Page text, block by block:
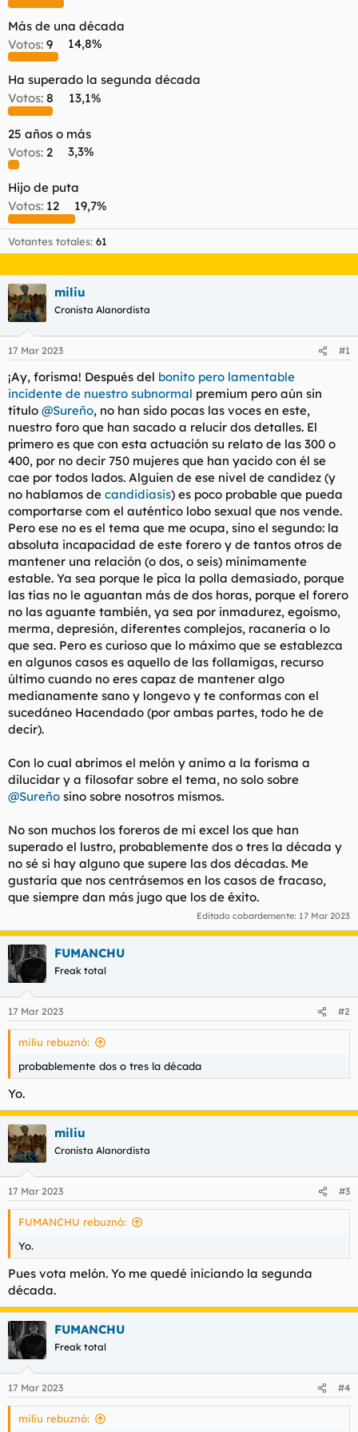
Más de una década
Votos: 9 14,8%
Ha superado la segunda década
Votos: 8 13,1%
25 años o más
Votos: 2 3,3%
Hijo de puta
Votos: 12 19,7%
Votantes totales 61
miliu
Cronista Alanordista
17 Mar 2023 #1
¡Ay, forisma! Después del bonito pero lamentable
incidente de nuestro subnormal premium pero aún sin
título @Sureño, no han sido pocas las voces en este,
nuestro foro que han sacado a relucir dos detalles. El
primero es que con esta actuación su relato de las 300 o
400, por no decir 750 mujeres que han yacido con él se
cae por todos lados. Alguien de ese nivel de candidez (y
no hablamos de candidiasis) es poco probable que pueda
comportarse com el auténtico lobo sexual que nos vende.
Pero ese no es el tema que me ocupa, sino el segundo: la
absoluta incapacidad de este forero y de tantos otros de
mantener una relación (o dos, o seis) mínimamente
estable. Ya sea porque le pica la polla demasiado, porque
las tías no le aguantan más de dos horas, porque el forero
no las aguante también, ya sea por inmadurez, egoísmo,
merma, depresión, diferentes complejos, racanería o lo
que sea. Pero es curioso que lo máximo que se establezca
en algunos casos es aquello de las follamigas, recurso
último cuando no eres capaz de mantener algo
medianamente sano y longevo y te conformas con el
sucedáneo Hacendado (por ambas partes, todo he de
decir).
Con lo cual abrimos el melón y animo a la forisma a
dilucidar y a filosofar sobre el tema, no solo sobre
@Sureño sino sobre nosotros mismos.
No son muchos los foreros de mi excel los que han
superado el lustro, probablemente dos o tres la década y
no sé si hay alguno que supere las dos décadas. Me
gustaría que nos centrásemos en los casos de fracaso,
que siempre dan más jugo que los de éxito.
Editado cobardemente: 17 Mar 2023
FUMANCHU
Freak total
17 Mar 2023 #2
miliu rebuznó:
probablemente dos o tres la década
Yo.
miliu
Cronista Alanordista
17 Mar 2023 #3
FUMANCHU rebuznó:
Yo.
Pues vota melón. Yo me quedé iniciando la segunda
década.
FUMANCHU
Freak total
17 Mar 2023 #4
miliu rebuznó: